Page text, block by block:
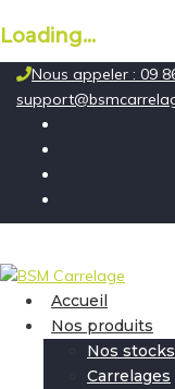
Loading...
Skip
content
Nous appeler : 09
Accueil
Nos produits
Nos stocks
Carrelages